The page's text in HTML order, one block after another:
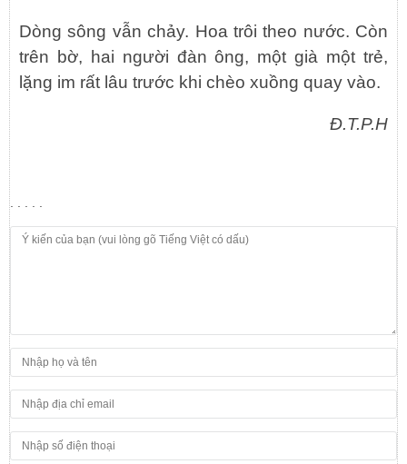
Dòng sông vẫn chảy. Hoa trôi theo nước. Còn
trên bờ, hai người đàn ông, một già một trẻ,
lặng im rất lâu trước khi chèo xuồng quay vào.
Đ.T.P.H